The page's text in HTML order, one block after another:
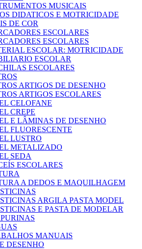
MUSICAIS
DIDATICOS E MOTRICIDADE
DE COR
ESCOLARES
ESCOLARES
ESCOLAR: MOTRICIDADE
ESCOLAR
ESCOLARES
ARTIGOS DE DESENHO
ARTIGOS ESCOLARES
CELOFANE
CREPE
E LÂMINAS DE DESENHO
FLUORESCENTE
LUSTRO
METALIZADO
SEDA
ESCOLARES
A DEDOS E MAQUILHAGEM
ARGILA PASTA MODEL
E PASTA DE MODELAR
MANUAIS
DESENHO